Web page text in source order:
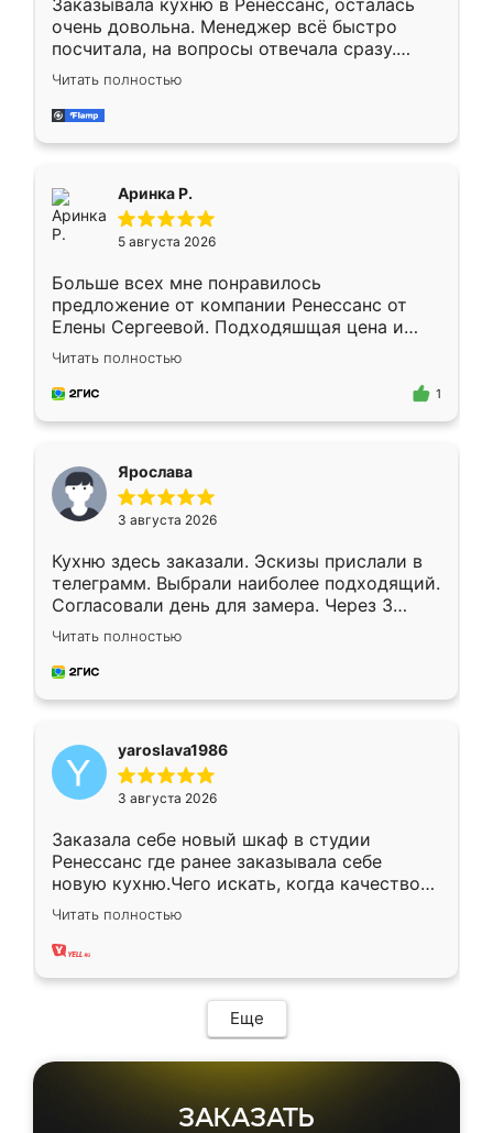
Заказывала кухню в Ренессанс, осталась
очень довольна. Менеджер всё быстро
посчитала, на вопросы отвечала сразу.
Замерщик приехал в субботу, подошёл к
делу со всей ответственностью. Собрали
за день, ребята работали аккуратно, даже
Читать полностью
Аринка Р.
5 августа 2026
Больше всех мне понравилось
предложение от компании Ренессанс от
Елены Сергеевой. Подходяшщая цена и
короткие сроки изготовления. Приехавший
для замера сотрудник Владислав
предложил по моему эскизу самый
Читать полностью
1
Ярослава
3 августа 2026
Кухню здесь заказали. Эскизы прислали в
телеграмм. Выбрали наиболее подходящий.
Согласовали день для замера. Через 3
недели кухня была уже готова. Остались
довольны работой. Спасибо Ренессанс
мебель за качественную работу!
Читать полностью
yaroslava1986
3 августа 2026
Заказала себе новый шкаф в студии
Ренессанс где ранее заказывала себе
новую кухню.Чего искать, когда качеством
вполне довольна. Служит кухня уже почти
два года, нареканий нет.
Читать полностью
Еще
ЗАКАЗАТЬ